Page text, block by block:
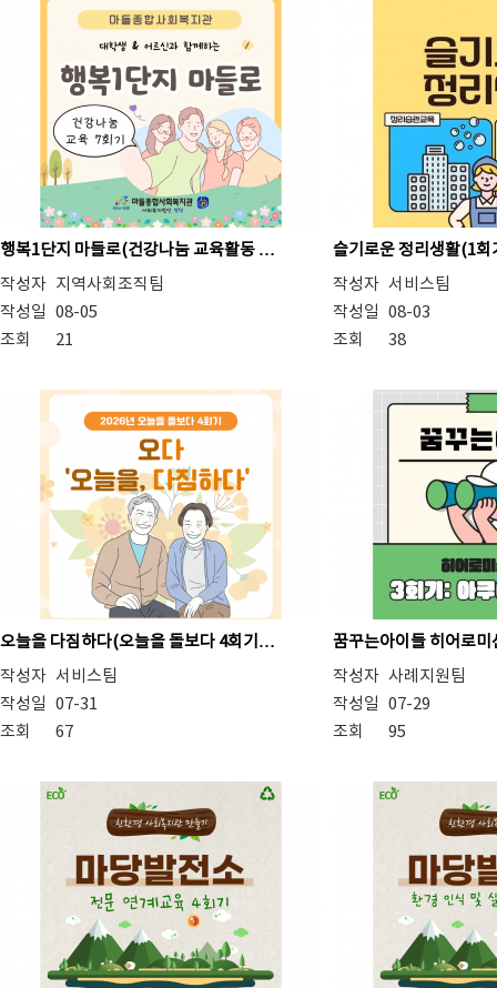
행복1단지 마들로(건강나눔 교육활동 …
작성자 지역사회조직팀
작성일 08-05
조회
21
슬기로운 정리생활(1
작성자 서비스팀
작성일 08-03
조회
38
오늘을 다짐하다(오늘을 돌보다 4회기…
작성자 서비스팀
작성일 07-31
조회
67
꿈꾸는아이들 히어로
작성자 사례지원팀
작성일 07-29
조회
95